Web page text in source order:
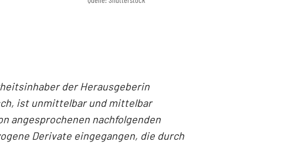
der Herausgeberin
ist unmittelbar und mittelbar
angesprochenen nachfolgenden
Derivate eingegangen, die durch